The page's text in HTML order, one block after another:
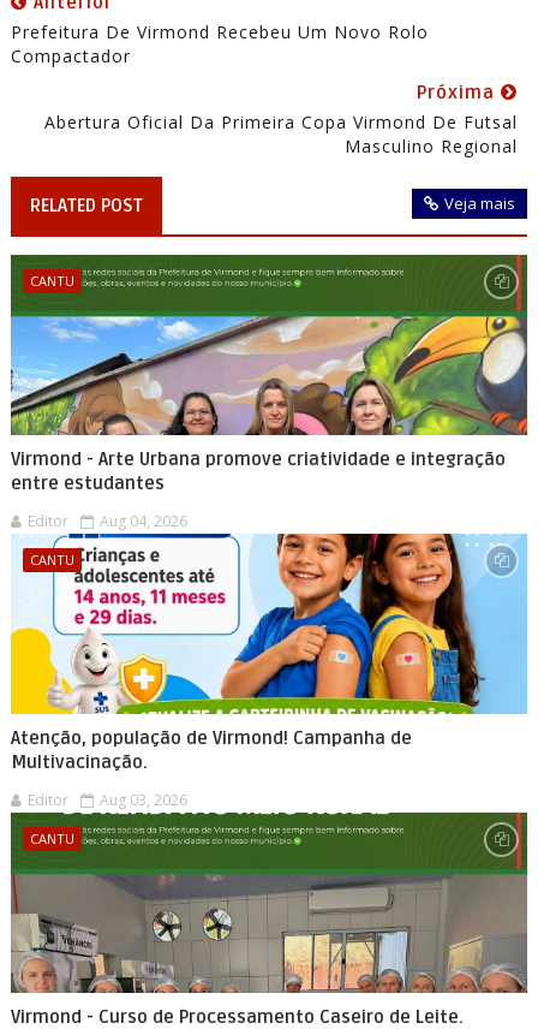
Prefeitura De Virmond Recebeu Um Novo Rolo
Compactador
Próxima
Abertura Oficial Da Primeira Copa Virmond De Futsal
Masculino Regional
RELATED POST Veja mais
CANTU
Virmond - Arte Urbana promove criatividade e integração
entre estudantes
Editor Aug 04, 2026
CANTU
Atenção, população de Virmond! Campanha de
Multivacinação.
Editor Aug 03, 2026
CANTU
Virmond - Curso de Processamento Caseiro de Leite.